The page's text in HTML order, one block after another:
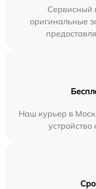
Сервисный
оригинальные
Наш курьер в